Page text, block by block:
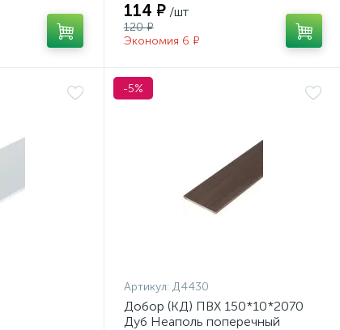
114 ₽ /шт
120 ₽
Экономия 6 ₽
-5%
Артикул: Д4430
Добор (КД) ПВХ 150*10*2070
Дуб Неаполь поперечный